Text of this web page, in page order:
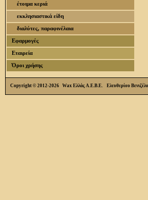
έτοιμα κεριά
εκκλησιαστικά είδη
διαλύτες, παραφινέλαια
Εφαρμογές
Εταιρεία
Όροι χρήσης
Copyright © 2012-2026 Wax Ελλάς Α.Ε.Β.Ε. Ελευθερίου